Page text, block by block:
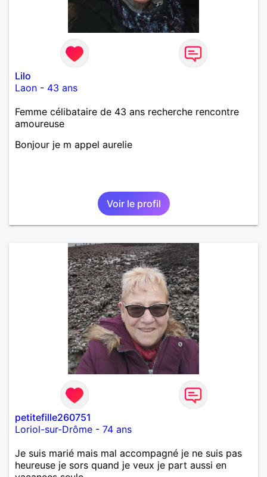
Lilo
Laon - 43 ans
Femme célibataire de 43 ans recherche rencontre
amoureuse
Bonjour je m appel aurelie
Voir le profil
petitefille260751
Loriol-sur-Drôme - 74 ans
Je suis marié mais mal accompagné je ne suis pas
heureuse je sors quand je veux je part aussi en